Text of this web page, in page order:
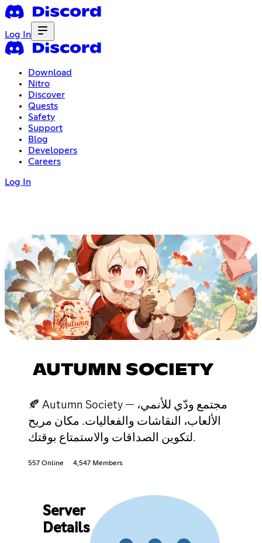
Log In
Download
Nitro
Discover
Quests
Safety
Support
Blog
Developers
Careers
Log In
AUTUMN SOCIETY
🍂 Autumn Society — مجتمع ودّي للأنمي،
الألعاب، النقاشات والفعاليات. مكان مريح
لتكوين الصداقات والاستمتاع بوقتك.
557 Online 4,547 Members
Server
Details